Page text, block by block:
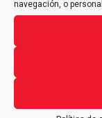
navegación, o
PARA